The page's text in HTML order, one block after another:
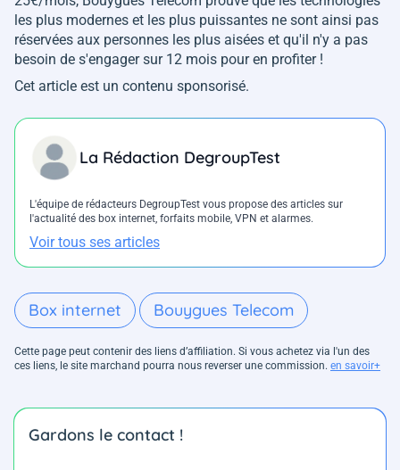
les plus modernes et les plus puissantes ne sont ainsi pas
réservées aux personnes les plus aisées et qu'il n'y a pas
besoin de s'engager sur 12 mois pour en profiter !
Cet article est un contenu sponsorisé.
La Rédaction DegroupTest
L'équipe de rédacteurs DegroupTest vous propose des articles sur
l'actualité des box internet, forfaits mobile, VPN et alarmes.
Voir tous ses articles
Box internet Bouygues Telecom
Cette page peut contenir des liens d’affiliation. Si vous achetez via l'un des
ces liens, le site marchand pourra nous reverser une commission. en savoir+
Gardons le contact !